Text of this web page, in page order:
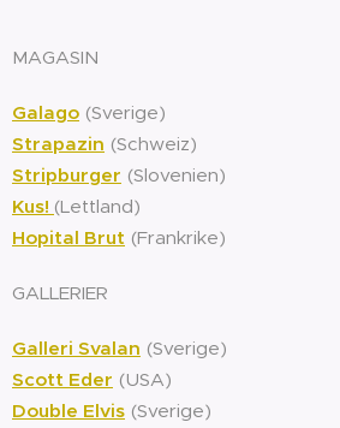
MAGASIN
Galago (Sverige)
Strapazin (Schweiz)
Stripburger (Slovenien)
Kus! (Lettland)
Hopital Brut (Frankrike)
GALLERIER
Galleri Svalan (Sverige)
Scott Eder (USA)
Double Elvis (Sverige)